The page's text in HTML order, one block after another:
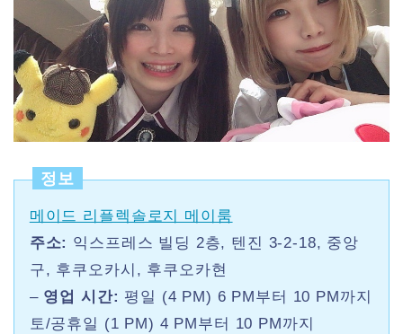
정보
메이드 리플렉솔로지 메이룸
주소: 익스프레스 빌딩 2층, 텐진 3-2-18, 중앙
구, 후쿠오카시, 후쿠오카현
– 영업 시간: 평일 (4 PM) 6 PM부터 10 PM까지
토/공휴일 (1 PM) 4 PM부터 10 PM까지